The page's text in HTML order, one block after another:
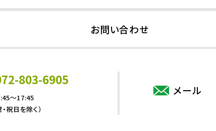
お問い合わせ
803-6905
～17:45
祝日を除く）
メール